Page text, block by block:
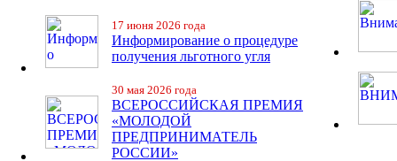
17 июня 2026 года
Информирование о процедуре
получения льготного угля
30 мая 2026 года
ВСЕРОССИЙСКАЯ ПРЕМИЯ
«МОЛОДОЙ
ПРЕДПРИНИМАТЕЛЬ
РОССИИ»